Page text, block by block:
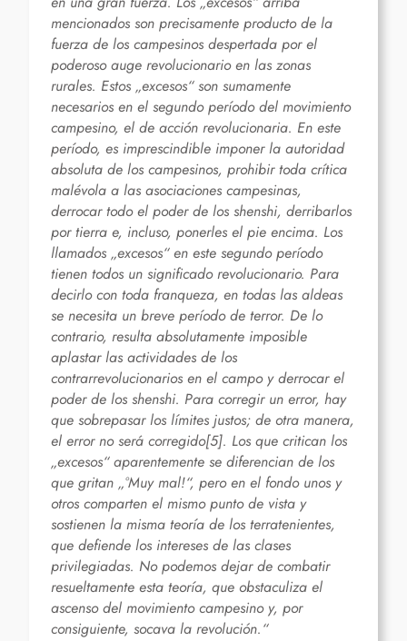
mencionados son precisamente producto de la
fuerza de los campesinos despertada por el
poderoso auge revolucionario en las zonas
rurales. Estos „excesos“ son sumamente
necesarios en el segundo período del movimiento
campesino, el de acción revolucionaria. En este
período, es imprescindible imponer la autoridad
absoluta de los campesinos, prohibir toda crítica
malévola a las asociaciones campesinas,
derrocar todo el poder de los shenshi, derribarlos
por tierra e, incluso, ponerles el pie encima. Los
llamados „excesos“ en este segundo período
tienen todos un significado revolucionario. Para
decirlo con toda franqueza, en todas las aldeas
se necesita un breve período de terror. De lo
contrario, resulta absolutamente imposible
aplastar las actividades de los
contrarrevolucionarios en el campo y derrocar el
poder de los shenshi. Para corregir un error, hay
que sobrepasar los límites justos; de otra manera,
el error no será corregido[5]. Los que critican los
„excesos“ aparentemente se diferencian de los
que gritan „°Muy mal!“, pero en el fondo unos y
otros comparten el mismo punto de vista y
sostienen la misma teoría de los terratenientes,
que defiende los intereses de las clases
privilegiadas. No podemos dejar de combatir
resueltamente esta teoría, que obstaculiza el
ascenso del movimiento campesino y, por
consiguiente, socava la revolución.“